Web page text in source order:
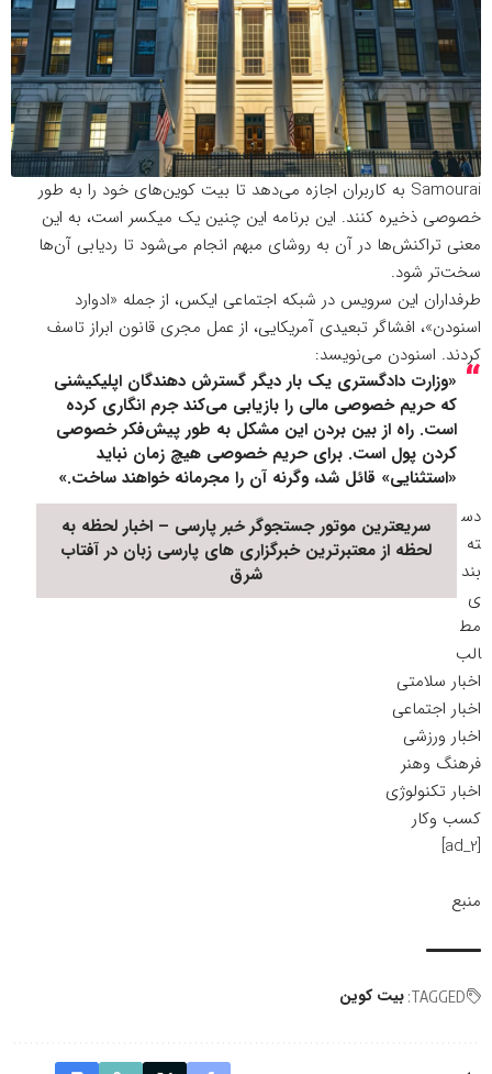
Samourai به کاربران اجازه می‌دهد تا بیت کوین‌های خود را به طور
خصوصی ذخیره کنند. این برنامه این چنین یک میکسر است، به این
معنی تراکنش‌ها در آن به روشای مبهم انجام می‌شود تا ردیابی آن‌ها
سخت‌تر شود.
طرفداران این سرویس در شبکه اجتماعی ایکس، از جمله «ادوارد
اسنودن»، افشاگر تبعیدی آمریکایی، از عمل مجری قانون ابراز تاسف
کردند. اسنودن می‌نویسد:
«وزارت دادگستری یک بار دیگر گسترش دهندگان اپلیکیشنی
که حریم خصوصی مالی را بازیابی می‌کند جرم انگاری کرده
است. راه از بین بردن این مشکل به طور پیش‌فکر خصوصی
کردن پول است. برای حریم خصوصی هیچ زمان نباید
«استثنایی» قائل شد، وگرنه آن را مجرمانه خواهند ساخت.»
سریعترین موتور جستجوگرخبر پارسی – اخبار لحظه به
لحظه از معتبرترین خبرگزاری های پارسی زبان در آفتاب
شرق
دس
ته
بند
ی
مط
الب
اخبار سلامتی
اخبار اجتماعی
اخبار ورزشی
فرهنگ وهنر
اخبار تکنولوژی
کسب وکار
[ad_2]
منبع
TAGGED: بیت کوین